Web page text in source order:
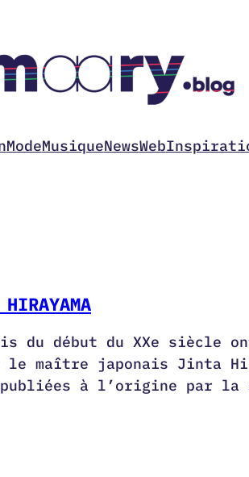
ModeMusiqueNewsWeb
du début du XXe siècle
maître japonais Jinta
à l’origine par la